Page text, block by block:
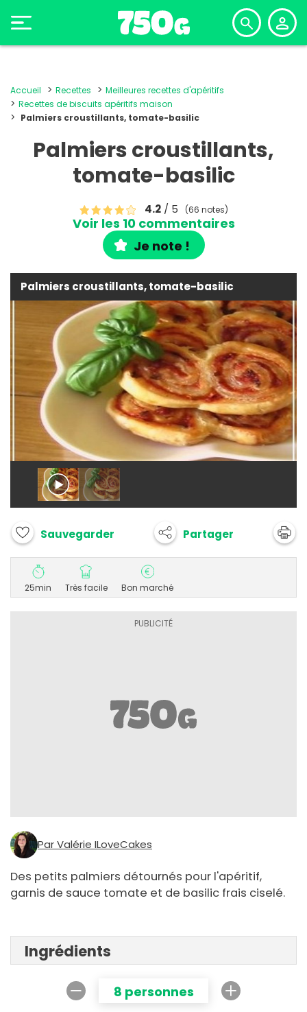
Accueil Recettes
Meilleures recettes d'apéritifs
Recettes de biscuits apéritifs maison
Palmiers croustillants, tomate-basilic
Palmiers croustillants,
tomate-basilic
4.2/ 5 (66 notes)
Voir les 10 commentaires
Je note !
Palmiers croustillants, tomate-basilic
Sauvegarder Partager
25min Très facile Bon marché
Par Valérie ILoveCakes
Des petits palmiers détournés pour l'apéritif,
garnis de sauce tomate et de basilic frais ciselé.
Ingrédients
8 personnes